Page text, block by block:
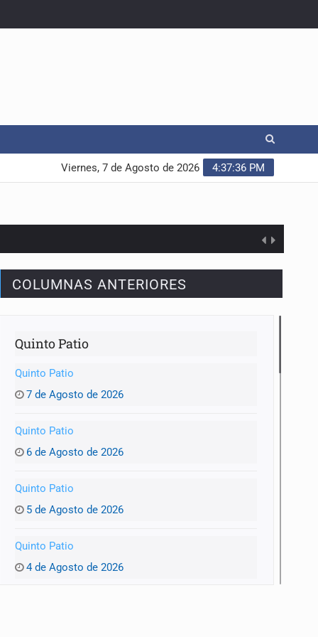
4:37:36 PM
Viernes, 7 de Agosto de 2026
COLUMNAS ANTERIORES
Quinto Patio
Quinto Patio
7 de Agosto de 2026
Quinto Patio
6 de Agosto de 2026
Quinto Patio
5 de Agosto de 2026
Quinto Patio
4 de Agosto de 2026